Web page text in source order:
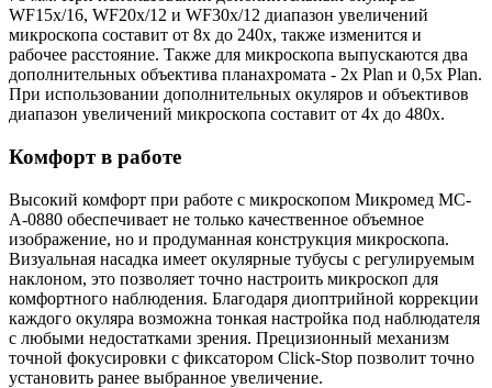
WF15х/16, WF20х/12 и WF30х/12 диапазон увеличений
микроскопа составит от 8х до 240х, также изменится и
рабочее расстояние. Также для микроскопа выпускаются два
дополнительных объектива планахромата - 2x Plan и 0,5х Plan.
При использовании дополнительных окуляров и объективов
диапазон увеличений микроскопа составит от 4х до 480х.
Комфорт в работе
Высокий комфорт при работе с микроскопом Микромед MC-
А-0880 обеспечивает не только качественное объемное
изображение, но и продуманная конструкция микроскопа.
Визуальная насадка имеет окулярные тубусы с регулируемым
наклоном, это позволяет точно настроить микроскоп для
комфортного наблюдения. Благодаря диоптрийной коррекции
каждого окуляра возможна тонкая настройка под наблюдателя
с любыми недостатками зрения. Прецизионный механизм
точной фокусировки с фиксатором Click-Stop позволит точно
установить ранее выбранное увеличение.